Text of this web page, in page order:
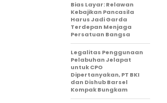
Bias Layar: Relawan
Kebajikan Pancasila
Harus Jadi Garda
Terdepan Menjaga
Persatuan Bangsa
Legalitas Penggunaan
Pelabuhan Jelapat
untuk CPO
Dipertanyakan, PT BKI
dan Dishub Barsel
Kompak Bungkam